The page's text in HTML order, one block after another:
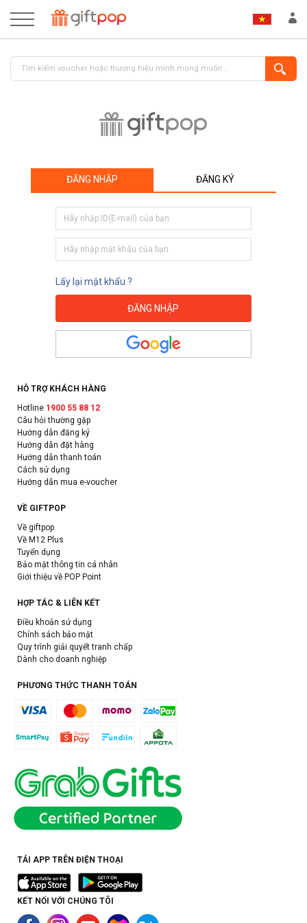
ĐĂNG NHẬP ĐĂNG KÝ
Lấy lại mật khẩu ?
HỖ TRỢ KHÁCH HÀNG
Hotline 1900 55 88 12
Câu hỏi thường gặp
Hướng dẫn đăng ký
Hướng dẫn đặt hàng
Hướng dẫn thanh toán
Cách sử dụng
Hướng dẫn mua e-voucher
VỀ GIFTPOP
Về giftpop
Về M12 Plus
Tuyển dụng
Bảo mật thông tin cá nhân
Giới thiệu về POP Point
HỢP TÁC & LIÊN KẾT
Điều khoản sử dụng
Chính sách bảo mật
Quy trình giải quyết tranh chấp
Dành cho doanh nghiệp
PHƯƠNG THỨC THANH TOÁN
TẢI APP TRÊN ĐIỆN THOẠI
KẾT NỐI VỚI CHÚNG TÔI